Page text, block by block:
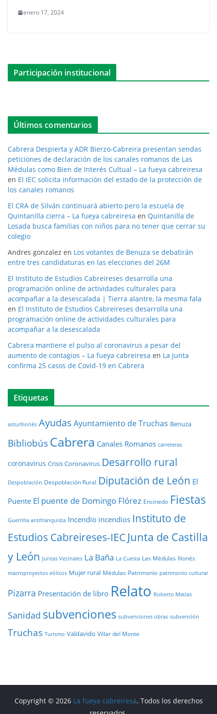
enero 17, 2024
Participación institucional
Últimos comentarios
Cabrera Despierta y ADR Bierzo-Cabreira presentan sendas
peticiones de declaración de los canales romanos de Las
Médulas como Bien de Interés Cultual – La fueya cabreiresa
en El IEC solicita información del estado de la protección de
los canales romanos
El CRA de Silván continuará abierto pero la escuela de
Quintanilla cierra – La fueya cabreiresa en Quintanilla de
Losada busca familias con niños para no tener que cerrar su
colegio
Andres gonzalez en Los votantes de Benuza se debatirán
entre tres candidaturas en las elecciones del 26M
El Instituto de Estudios Cabreireses desarrolla una
programación online de actividades culturales para
acompañar a la desescalada | Tierra alantre, la mesma fala
en El Instituto de Estudios Cabreireses desarrolla una
programación online de actividades culturales para
acompañar a la desescalada
Cabrera mantiene el pulso al coronavirus a pesar del
aumento de contagios – La fueya cabreiresa en La Junta
confirma 25 casos de Covid-19 en Cabrera
Etiquetas
asturllionés Ayudas Ayuntamiento de Truchas Benuza
BibliobúsCabrera Canales Romanos carreteras
coronavirus Crisis Coronavirus Desarrollo rural
Despoblación Despoblación Rural Diputación de León El
Puente El puente de Domingo Flórez Encinedo Fiestas
Guerrilla antifranquista Incendio incendios Instituto de
Estudios Cabreireses-IEC Junta de Castilla
y León Juntas Vecinales La Baña La Cuesta Las Médulas llionés
macroproyectos eólicos Mujer rural Médulas Patrimonio patrimonio cultural
Pizarra Presentación de libro Relato Roberto Matías
Sanidad subvenciones subvenciones obras subvención
Truchas Turismo Valdavido Villar del Monte
Copyright © 2026 La fueya cabreiresa. Todos los derechos